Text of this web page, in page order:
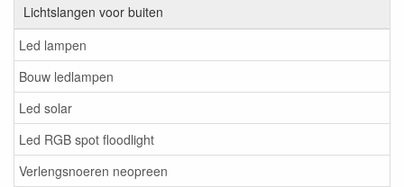
Lichtslangen voor buiten
Led lampen
Bouw ledlampen
Led solar
Led RGB spot floodlight
Verlengsnoeren neopreen